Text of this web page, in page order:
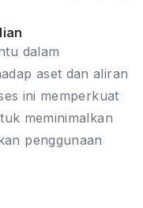
dalam
aset dan aliran
ini memperkuat
meminimalkan
penggunaan